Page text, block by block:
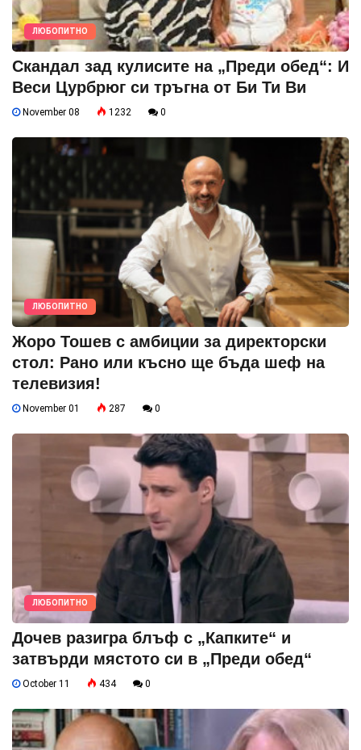
ЛЮБОПИТНО
Скандал зад кулисите на „Преди обед“: И
Веси Цурбрюг си тръгна от Би Ти Ви
November 08 1232 0
ЛЮБОПИТНО
Жоро Тошев с амбиции за директорски
стол: Рано или късно ще бъда шеф на
телевизия!
November 01 287 0
ЛЮБОПИТНО
Дочев разигра блъф с „Капките“ и
затвърди мястото си в „Преди обед“
October 11 434 0